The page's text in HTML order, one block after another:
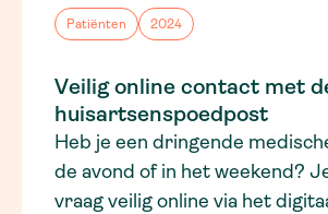
Patiënten 2024
Veilig online contact met
huisartsenspoedpost
Heb je een dringende
de avond of in het weekend?
vraag veilig online via het